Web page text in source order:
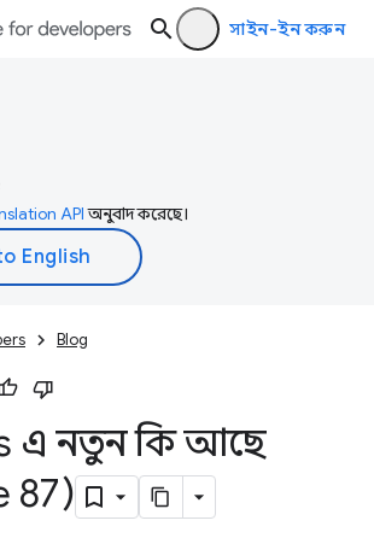
সাইন-ইন করুন
APIঅনুবাদ করেছে।
Blog
এ নতুন কি আছে
87)